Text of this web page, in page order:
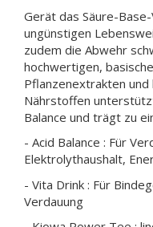
Gerät das Säure-
ungünstigen
zudem die Abwehr
hochwertigen,
Pflanzenextrakten
Nährstoffen
Balance und trägt zu
- Acid Balance : Für
Elektrolythaushalt,
- Vita Drink : Für
Verdauung